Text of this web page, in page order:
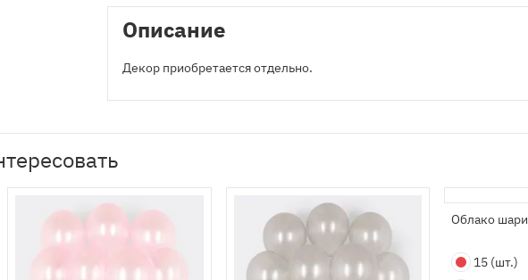
Описание
Декор приобретается отдельно.
Облако
15 (шт.)